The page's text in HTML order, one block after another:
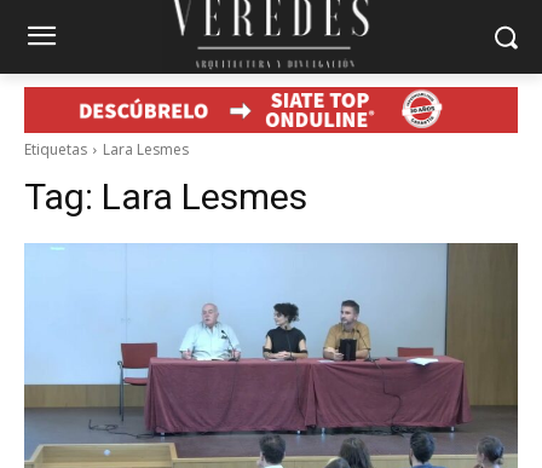
Etiquetas Lara Lesmes
Tag: Lara Lesmes